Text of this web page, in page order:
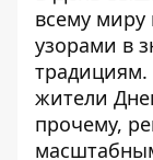
всему
узорами в
традициям.
жители
прочему,